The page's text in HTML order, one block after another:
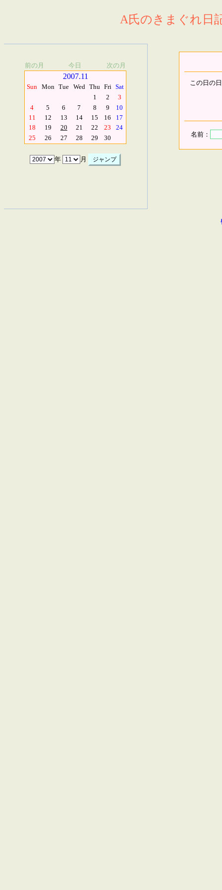
A氏のきまぐれ日
前の月 今日 次の月
2007.11
Sun Mon Tue Wed Thu Fri Sat
1
2
3
4
5 6 7 8 9
10
11
12 13 14 15 16
17
18
19 20 21 22 23
24
25
26 27 28 29 30
年 月
この日の
名前：